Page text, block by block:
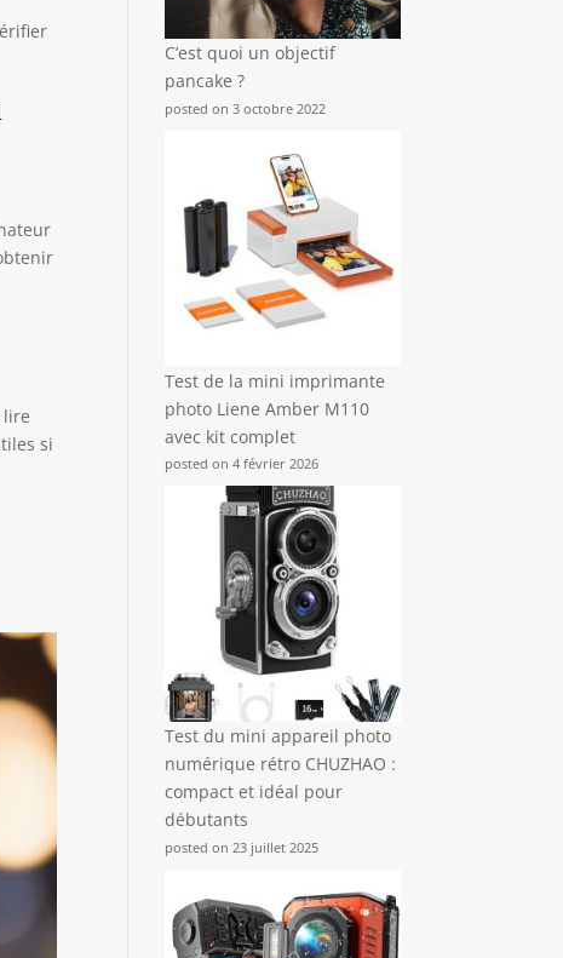
lire
si
C’est quoi un objectif
pancake ?
posted on 3 octobre 2022
Test de la mini imprimante
photo Liene Amber M110
avec kit complet
posted on 4 février 2026
Test du mini appareil photo
numérique rétro CHUZHAO :
compact et idéal pour
débutants
posted on 23 juillet 2025